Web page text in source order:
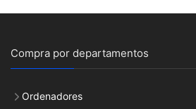
Compra por departamentos
Ordenadores